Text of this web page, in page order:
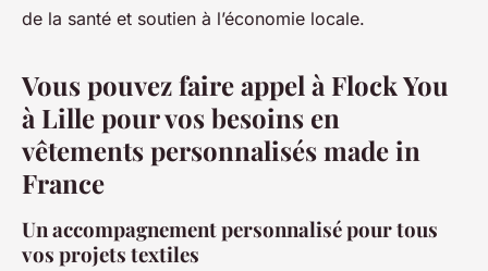
de la santé et soutien à l’économie locale.
Vous pouvez faire appel à Flock You
à Lille pour vos besoins en
vêtements personnalisés made in
France
Un accompagnement personnalisé pour tous
vos projets textiles